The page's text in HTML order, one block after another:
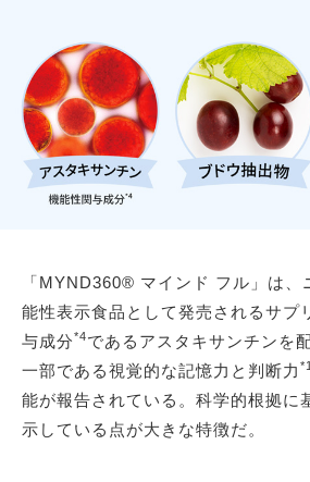
「MYND360® マインド フル」は、
能性表示食品として発売されるサプ
与成分*4であるアスタキサンチンを
一部である視覚的な記憶力と判断力 *1
能が報告されている。科学的根拠に
示している点が大きな特徴だ。